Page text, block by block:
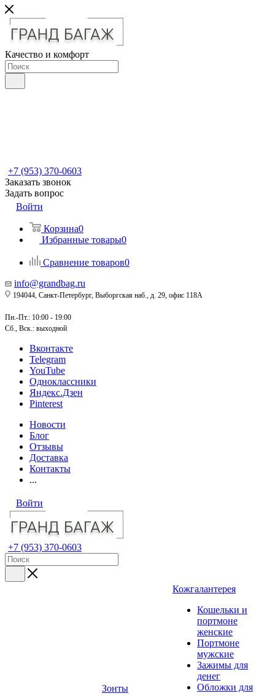
Качество и комфорт
+7 (953) 370-0603
Заказать звонок
Задать вопрос
Войти
Корзина0
Избранные товары0
Сравнение товаров0
info@grandbag.ru
194044, Санкт-Петербург, Выборгская наб., д. 29, офис 118А
Пн.-Пт.: 10:00 - 19:00
Сб., Вск.: выходной
Вконтакте
Telegram
YouTube
Одноклассники
Яндекс.Дзен
Pinterest
Новости
Блог
Отзывы
Доставка
Контакты
...
Войти
+7 (953) 370-0603
Зонты
Кожгалантерея
Кошельки и
портмоне
женские
Портмоне
мужские
Зажимы для
денег
Обложки для